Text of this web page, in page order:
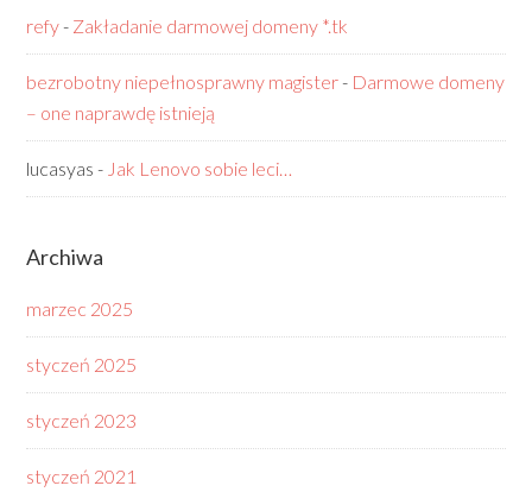
refy- Zakładanie darmowej domeny *.tk
bezrobotny niepełnosprawny magister- Darmowe domeny
– one naprawdę istnieją
lucasyas - Jak Lenovo sobie leci…
Archiwa
marzec 2025
styczeń 2025
styczeń 2023
styczeń 2021